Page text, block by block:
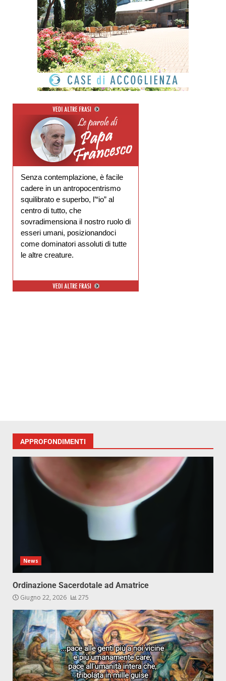
Senza contemplazione, è facile
cadere in un antropocentrismo
squilibrato e superbo, l’“io” al
centro di tutto, che
sovradimensiona il nostro ruolo di
esseri umani, posizionandoci
come dominatori assoluti di tutte
le altre creature.
APPROFONDIMENTI
News
Ordinazione Sacerdotale ad Amatrice
Giugno 22, 2026 275